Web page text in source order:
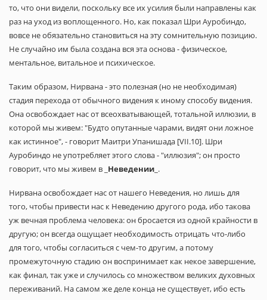
то, что они видели, поскольку все их усилия были направлены как
раз на уход из воплощенного. Но, как показал Шри Ауробиндо,
вовсе не обязательно становиться на эту сомнительную позицию.
Не случайно им была создана вся эта основа - физическое,
ментальное, витальное и психическое.
Таким образом, Нирвана - это полезная (но не необходимая)
стадия перехода от обычного видения к иному способу видения.
Она освобождает нас от всеохватывающей, тотальной иллюзии, в
которой мы живем: "Будто опутанные чарами, видят они ложное
как истинное", - говорит Маитри Упанишада [VII.10]. Шри
Ауробиндо не употребляет этого слова - "иллюзия"; он просто
говорит, что мы живем в _ Неведении _.
Нирвана освобождает нас от нашего Неведения, но лишь для
того, чтобы привести нас к Неведению другого рода, ибо такова
уж вечная проблема человека: он бросается из одной крайности в
другую; он всегда ощущает необходимость отрицать что-либо
для того, чтобы согласиться с чем-то другим, а потому
промежуточную стадию он воспринимает как некое завершение,
как финал, так уже и случилось со множеством великих духовных
переживаний. На самом же деле конца не существует, ибо есть